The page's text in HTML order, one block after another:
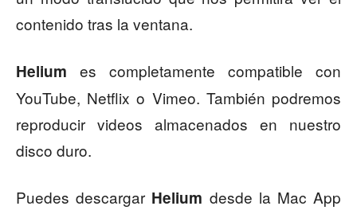
contenido tras la ventana.
Helium es completamente compatible con
YouTube, Netflix o Vimeo. También podremos
reproducir videos almacenados en nuestro
disco duro.
Puedes descargar Helium desde la Mac App